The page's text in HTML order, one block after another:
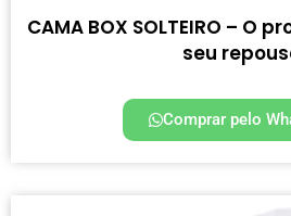
CAMA BOX SOLTEIRO – O
seu
Comprar pelo